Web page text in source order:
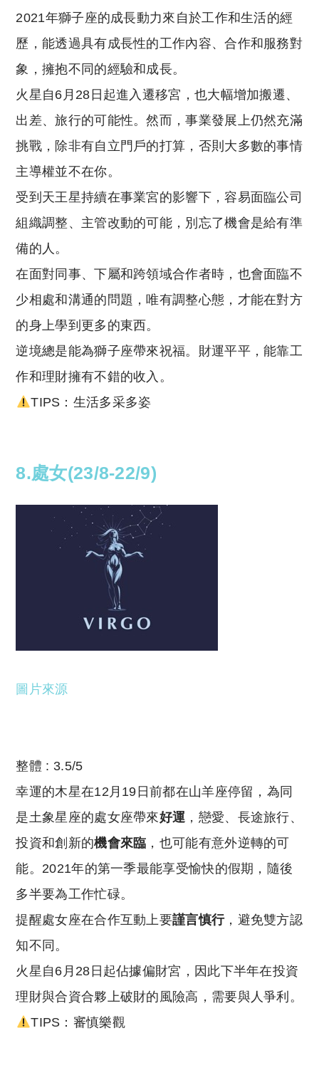
2021年獅子座的成長動力來自於工作和生活的經
歷，能透過具有成長性的工作內容、合作和服務對
象，擁抱不同的經驗和成長。
火星自6月28日起進入遷移宮，也大幅增加搬遷、
出差、旅行的可能性。然而，事業發展上仍然充滿
挑戰，除非有自立門戶的打算，否則大多數的事情
主導權並不在你。
受到天王星持續在事業宮的影響下，容易面臨公司
組織調整、主管改動的可能，別忘了機會是給有準
備的人。
在面對同事、下屬和跨領域合作者時，也會面臨不
少相處和溝通的問題，唯有調整心態，才能在對方
的身上學到更多的東西。
逆境總是能為獅子座帶來祝福。財運平平，能靠工
作和理財擁有不錯的收入。
TIPS：生活多采多姿
8.處女(23/8-22/9)
圖片來源
整體 : 3.5/5
幸運的木星在12月19日前都在山羊座停留，為同
是土象星座的處女座帶來好運 ，戀愛、長途旅行、
投資和創新的機會來臨 ，也可能有意外逆轉的可
能。2021年的第一季最能享受愉快的假期，隨後
多半要為工作忙碌。
提醒處女座在合作互動上要謹言慎行，避免雙方認
知不同。
火星自6月28日起佔據偏財宮，因此下半年在投資
理財與合資合夥上破財的風險高，需要與人爭利。
TIPS：審慎樂觀